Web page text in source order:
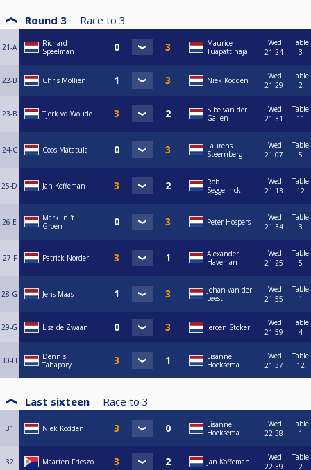
Round 3 Race to 3
21-A
Richard
Speelman
Maurice
Tuapattinaja
Wed
21:24
Table
3
22-B Chris Mollien Niek Kodden
Wed
21:29
Table
2
23-B Tjerk vd Woude
Sibe van der
Galien
Wed
21:31
Table
11
24-C Coos Matatula
Laurens
Steernberg
Wed
21:07
Table
5
25-D Jan Koffeman
Rob
Seggelinck
Wed
21:13
Table
12
26-E
Mark In 't
Groen
Peter Hospers
Wed
21:34
Table
3
27-F Patrick Norder
Alexander
Haveman
Wed
21:25
Table
5
28-G Jens Maas
Johan van der
Leest
Wed
21:55
Table
1
29-G Lisa de Zwaan Jeroen Stoker
Wed
21:59
Table
4
30-H
Dennis
Tahapary
Lisanne
Hoeksema
Wed
21:37
Table
12
Last sixteen Race to 3
31 Niek Kodden
Lisanne
Hoeksema
Wed
22:38
Table
1
32 Maarten Frieszo Jan Koffeman
Wed
22:39
Table
2